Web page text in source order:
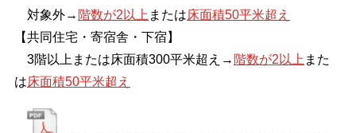
対象外→ 階数が2以上 または床面積50平米超え
【共同住宅・寄宿舎・下宿】
3階以上または床面積300平米超え→ 階数が2以上 また
は床面積50平米超え